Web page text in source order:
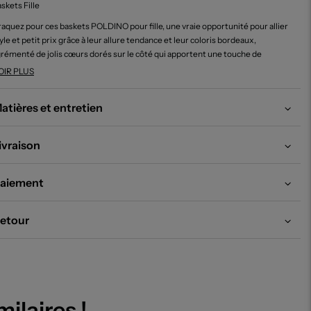
Fille
pour ces baskets POLDINO pour fille, une vraie opportunité pour allier
et petit prix grâce à leur allure tendance et leur coloris bordeaux,
de jolis cœurs dorés sur le côté qui apportent une touche de
unique. Parfaites pour la saison, elles apporteront confort et
PLUS
et entretien